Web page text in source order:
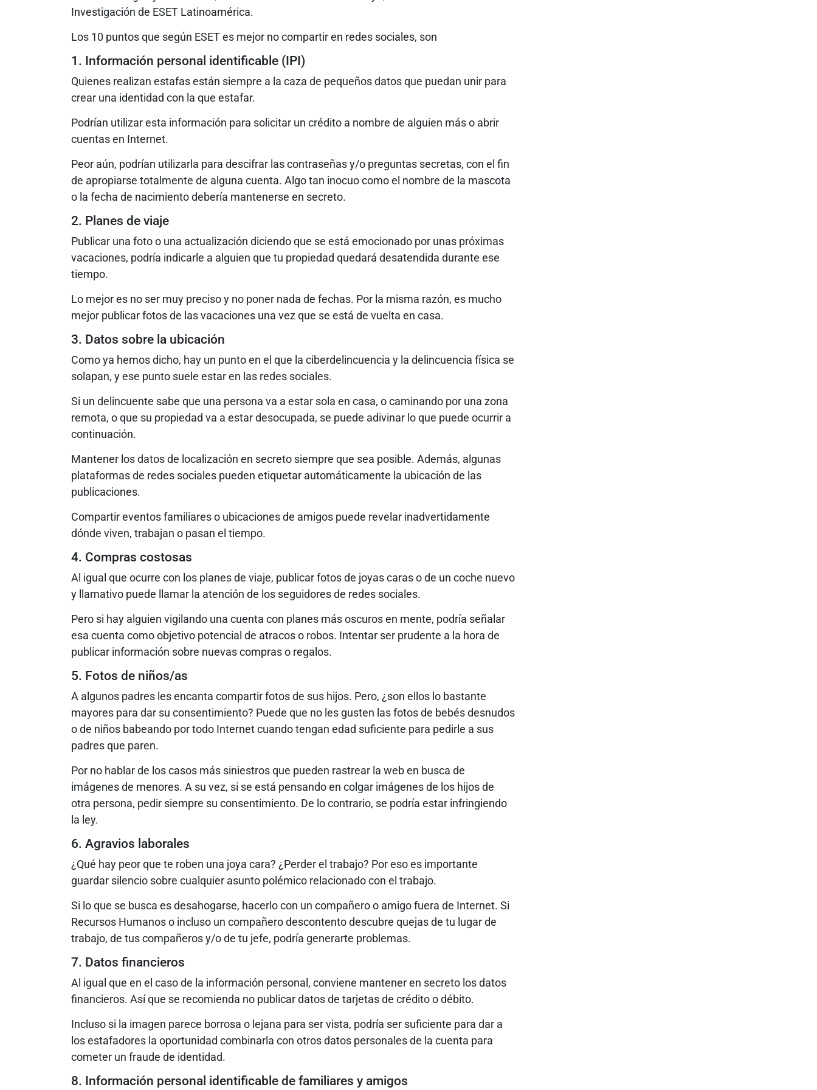
Investigación de ESET Latinoamérica.
Los 10 puntos que según ESET es mejor no compartir en redes sociales, son
1. Información personal identificable (IPI)
Quienes realizan estafas están siempre a la caza de pequeños datos que puedan unir para
crear una identidad con la que estafar.
Podrían utilizar esta información para solicitar un crédito a nombre de alguien más o abrir
cuentas en Internet.
Peor aún, podrían utilizarla para descifrar las contraseñas y/o preguntas secretas, con el fin
de apropiarse totalmente de alguna cuenta. Algo tan inocuo como el nombre de la mascota
o la fecha de nacimiento debería mantenerse en secreto.
2. Planes de viaje
Publicar una foto o una actualización diciendo que se está emocionado por unas próximas
vacaciones, podría indicarle a alguien que tu propiedad quedará desatendida durante ese
tiempo.
Lo mejor es no ser muy preciso y no poner nada de fechas. Por la misma razón, es mucho
mejor publicar fotos de las vacaciones una vez que se está de vuelta en casa.
3. Datos sobre la ubicación
Como ya hemos dicho, hay un punto en el que la ciberdelincuencia y la delincuencia física se
solapan, y ese punto suele estar en las redes sociales.
Si un delincuente sabe que una persona va a estar sola en casa, o caminando por una zona
remota, o que su propiedad va a estar desocupada, se puede adivinar lo que puede ocurrir a
continuación.
Mantener los datos de localización en secreto siempre que sea posible. Además, algunas
plataformas de redes sociales pueden etiquetar automáticamente la ubicación de las
publicaciones.
Compartir eventos familiares o ubicaciones de amigos puede revelar inadvertidamente
dónde viven, trabajan o pasan el tiempo.
4. Compras costosas
Al igual que ocurre con los planes de viaje, publicar fotos de joyas caras o de un coche nuevo
y llamativo puede llamar la atención de los seguidores de redes sociales.
Pero si hay alguien vigilando una cuenta con planes más oscuros en mente, podría señalar
esa cuenta como objetivo potencial de atracos o robos. Intentar ser prudente a la hora de
publicar información sobre nuevas compras o regalos.
5. Fotos de niños/as
A algunos padres les encanta compartir fotos de sus hijos. Pero, ¿son ellos lo bastante
mayores para dar su consentimiento? Puede que no les gusten las fotos de bebés desnudos
o de niños babeando por todo Internet cuando tengan edad suficiente para pedirle a sus
padres que paren.
Por no hablar de los casos más siniestros que pueden rastrear la web en busca de
imágenes de menores. A su vez, si se está pensando en colgar imágenes de los hijos de
otra persona, pedir siempre su consentimiento. De lo contrario, se podría estar infringiendo
la ley.
6. Agravios laborales
¿Qué hay peor que te roben una joya cara? ¿Perder el trabajo? Por eso es importante
guardar silencio sobre cualquier asunto polémico relacionado con el trabajo.
Si lo que se busca es desahogarse, hacerlo con un compañero o amigo fuera de Internet. Si
Recursos Humanos o incluso un compañero descontento descubre quejas de tu lugar de
trabajo, de tus compañeros y/o de tu jefe, podría generarte problemas.
7. Datos financieros
Al igual que en el caso de la información personal, conviene mantener en secreto los datos
financieros. Así que se recomienda no publicar datos de tarjetas de crédito o débito.
Incluso si la imagen parece borrosa o lejana para ser vista, podría ser suficiente para dar a
los estafadores la oportunidad combinarla con otros datos personales de la cuenta para
cometer un fraude de identidad.
8. Información personal identificable de familiares y amigos